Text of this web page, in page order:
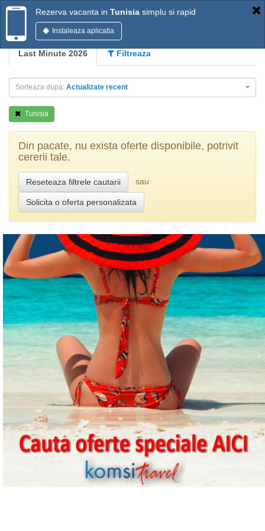
Rezerva vacanta in Tunisia simplu si rapid
Instaleaza aplicatia
Last Minute 2026 Filtreaza
Sorteaza dupa: Actualizate recent
Tunisia
Din pacate, nu exista oferte disponibile, potrivit
cererii tale.
Reseteaza filtrele cautarii sau
Solicita o oferta personalizata